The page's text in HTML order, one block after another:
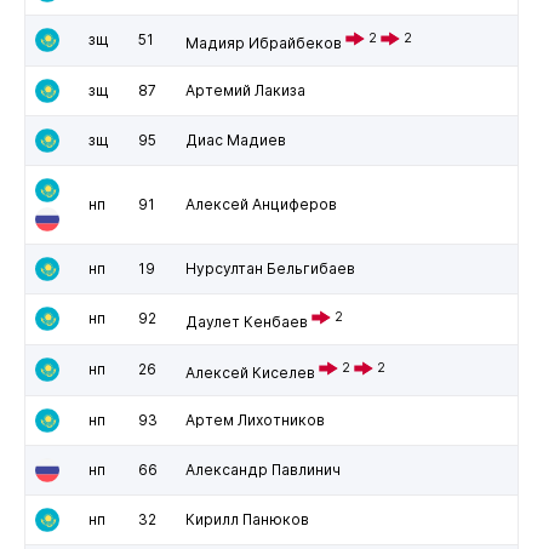
зщ 51 Мадияр Ибрайбеков 2 2
зщ 87 Артемий Лакиза
зщ 95 Диас Мадиев
нп 91 Алексей Анциферов
нп 19 Нурсултан Бельгибаев
нп 92 Даулет Кенбаев 2
нп 26 Алексей Киселев 2 2
нп 93 Артем Лихотников
нп 66 Александр Павлинич
нп 32 Кирилл Панюков